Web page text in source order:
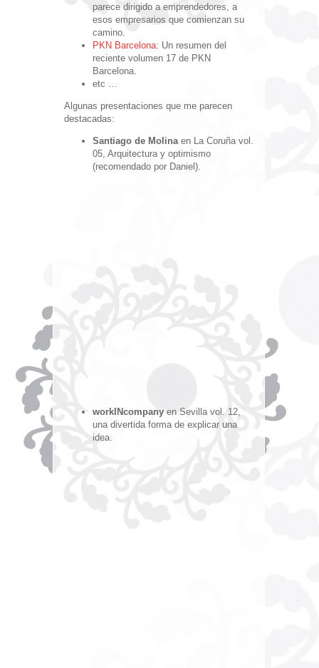
parece dirigido a emprendedores, a
esos empresarios que comienzan su
camino.
PKN Barcelona: Un resumen del
reciente volumen 17 de PKN
Barcelona.
etc …
Algunas presentaciones que me parecen
destacadas:
Santiago de Molina en La Coruña vol.
05, Arquitectura y optimismo
(recomendado por Daniel).
workINcompanyen Sevilla vol. 12,
una divertida forma de explicar una
idea.